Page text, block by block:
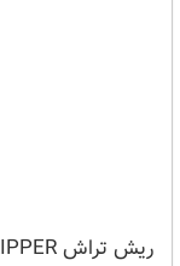
ریش تراش HAIR CLIPPER مدل GYT-999